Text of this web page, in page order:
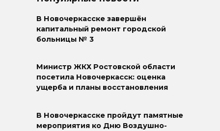
В Новочеркасске завершён
капитальный ремонт городской
больницы № 3
Министр ЖКХ Ростовской области
посетила Новочеркасск: оценка
ущерба и планы восстановления
В Новочеркасске пройдут памятные
мероприятия ко Дню Воздушно-